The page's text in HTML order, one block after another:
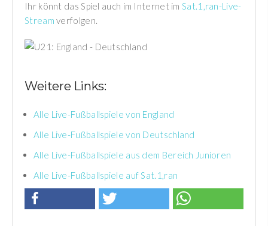
Ihr könnt das Spiel auch im Internet imSat.1,ran-Live-
Stream verfolgen.
Weitere Links:
Alle Live-Fußballspiele von England
Alle Live-Fußballspiele von Deutschland
Alle Live-Fußballspiele aus dem Bereich Junioren
Alle Live-Fußballspiele auf Sat.1,ran